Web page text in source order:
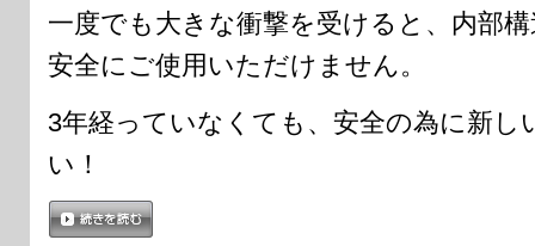
一度でも大きな衝撃を受けると、内部
安全にご使用いただけません。
3年経っていなくても、安全の為に新
い！